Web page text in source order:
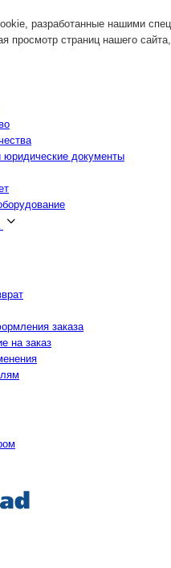
разработанные нашими
просмотр страниц нашего
юридические документы
заказа
на заказ